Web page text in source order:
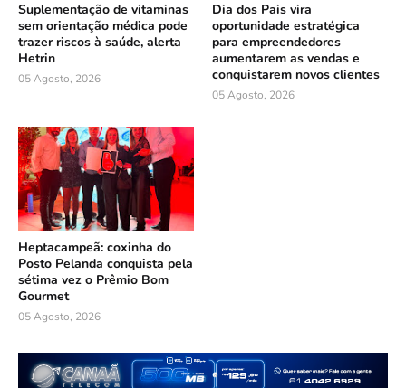
Suplementação de vitaminas
sem orientação médica pode
trazer riscos à saúde, alerta
Hetrin
05 Agosto, 2026
Dia dos Pais vira
oportunidade estratégica
para empreendedores
aumentarem as vendas e
conquistarem novos clientes
05 Agosto, 2026
Heptacampeã: coxinha do
Posto Pelanda conquista pela
sétima vez o Prêmio Bom
Gourmet
05 Agosto, 2026